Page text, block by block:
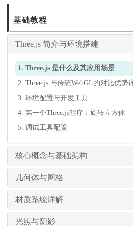
基础教程
Three.js 简介与环境搭建
1. Three.js 是什么及其应用场景
2. Three.js 与传统WebGL的对比优势
3. 环境配置与开发工具
4. 第一个Three.js程序：旋转立方体
5. 调试工具配置
核心概念与基础架构
几何体与网格
材质系统详解
光照与阴影